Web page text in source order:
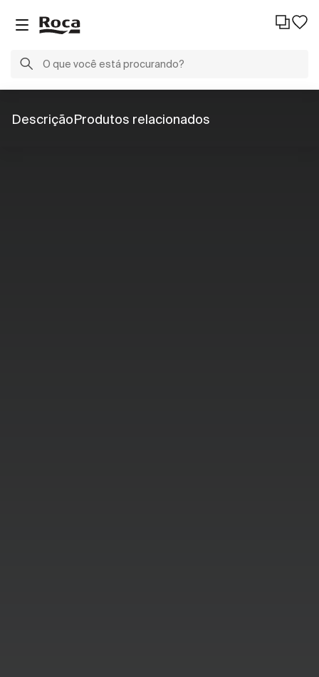
DescriçãoProdutos relacionados